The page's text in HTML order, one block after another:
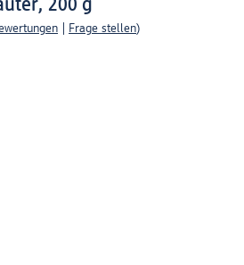
200 g
Frage stellen)